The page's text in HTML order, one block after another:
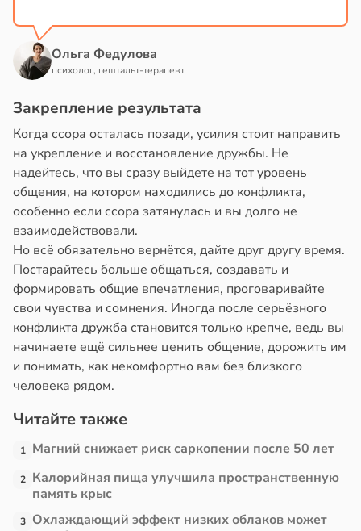
Ольга Федулова
психолог, гештальт-терапевт
Закрепление результата
Когда ссора осталась позади, усилия стоит направить
на укрепление и восстановление дружбы. Не
надейтесь, что вы сразу выйдете на тот уровень
общения, на котором находились до конфликта,
особенно если ссора затянулась и вы долго не
взаимодействовали.
Но всё обязательно вернётся, дайте друг другу время.
Постарайтесь больше общаться, создавать и
формировать общие впечатления, проговаривайте
свои чувства и сомнения. Иногда после серьёзного
конфликта дружба становится только крепче, ведь вы
начинаете ещё сильнее ценить общение, дорожить им
и понимать, как некомфортно вам без близкого
человека рядом.
Читайте также
1 Магний снижает риск саркопении после 50 лет
2 Калорийная пища улучшила пространственную
память крыс
3 Охлаждающий эффект низких облаков может